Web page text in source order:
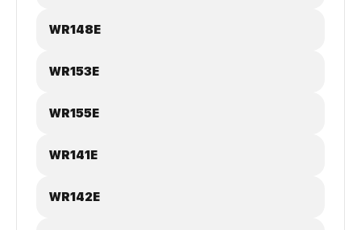
WR148E
WR153E
WR155E
WR141E
WR142E